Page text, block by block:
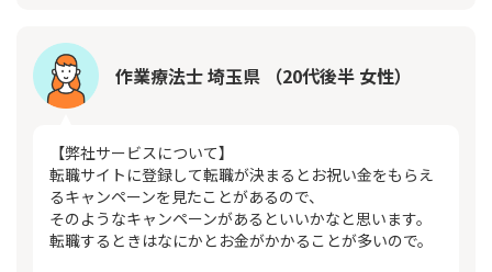
作業療法士 埼玉県 （20代後半 女性）
【弊社サービスについて】
転職サイトに登録して転職が決まるとお祝い金をもらえ
るキャンペーンを見たことがあるので、
そのようなキャンペーンがあるといいかなと思います。
転職するときはなにかとお金がかかることが多いので。